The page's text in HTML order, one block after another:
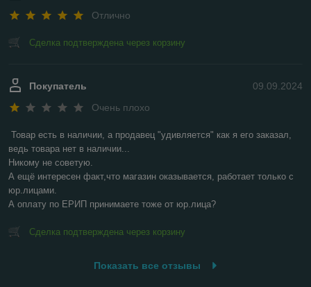
Отлично
Сделка подтверждена через корзину
09.09.2024
Покупатель
Очень плохо
Товар есть в наличии, а продавец "удивляется" как я его заказал,
ведь товара нет в наличии...
Никому не советую.
А ещё интересен факт,что магазин оказывается, работает только с
юр.лицами.
А оплату по ЕРИП принимаете тоже от юр.лица?
Сделка подтверждена через корзину
Показать все отзывы